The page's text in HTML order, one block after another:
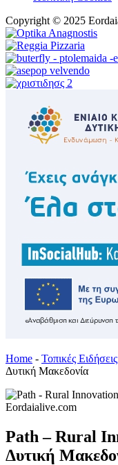
Copyright © 2025
Home - Τοπικές Ειδήσεις
Δυτική Μακεδονία
Path – Rural
Δυτική